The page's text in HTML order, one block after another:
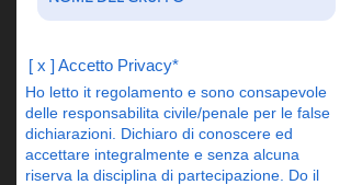
[ x ] Accetto Privacy*
Ho letto it regolamento e sono consapevole
delle responsabilita civile/penale per le false
dichiarazioni. Dichiaro di conoscere ed
accettare integralmente e senza alcuna
riserva la disciplina di partecipazione. Do il